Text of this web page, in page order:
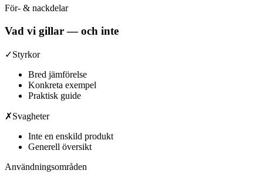
För- & nackdelar
Vad vi gillar — och inte
✓Styrkor
Bred jämförelse
Konkreta exempel
Praktisk guide
✗Svagheter
Inte en enskild produkt
Generell översikt
Användningsområden